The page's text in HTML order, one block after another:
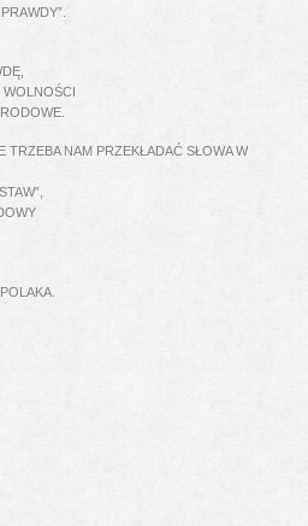
TRZEBA NAM PRZEKŁADAĆ SŁOWA W